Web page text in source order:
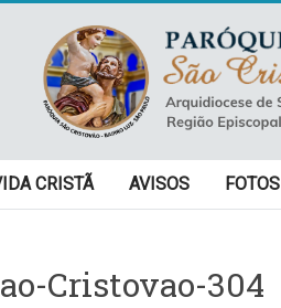
CRISTÃ AVISOS FOTOS
Cristovao-304